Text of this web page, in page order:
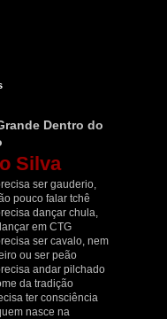
Dentro do
Silva
ser gauderio,
pouco falar tchê
dançar chula,
em CTG
ser cavalo, nem
ou ser peão
andar pilchado
da tradição
ter consciência
nasce na